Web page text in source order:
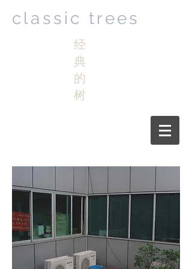
classic trees
经
典
的
树